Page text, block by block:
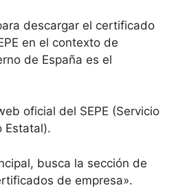
descargar el certificado
en el contexto de
de España es el
oficial del SEPE (Servicio
Estatal).
busca la sección de
de empresa».